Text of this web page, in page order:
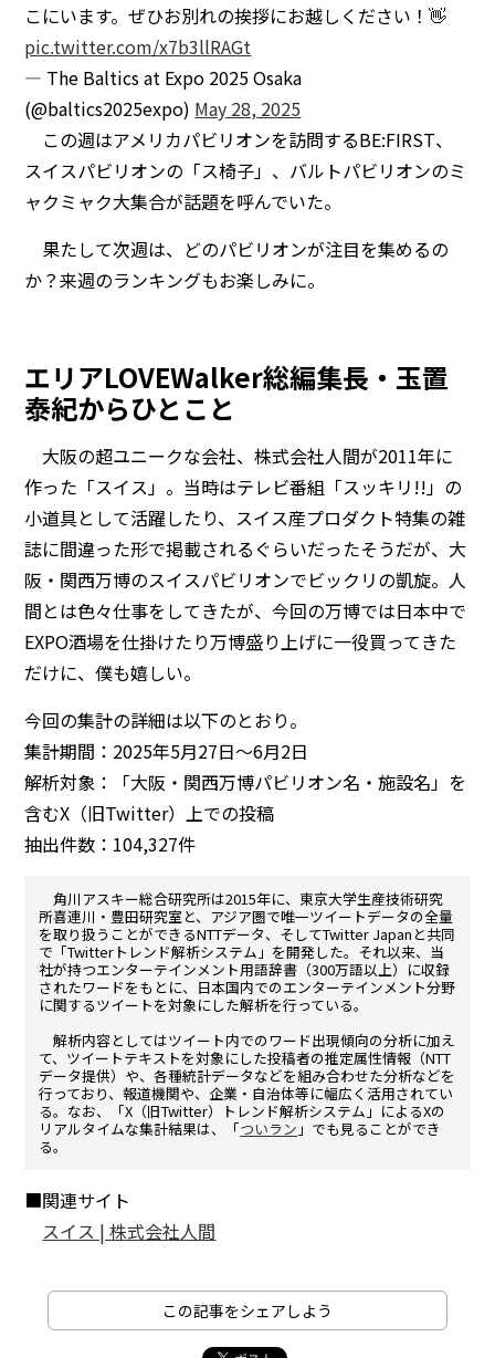
こにいます。ぜひお別れの挨拶にお越しください！👋
pic.twitter.com/x7b3llRAGt
— The Baltics at Expo 2025 Osaka
(@baltics2025expo) May 28, 2025
この週はアメリカパビリオンを訪問するBE:FIRST、
スイスパビリオンの「ス椅子」、バルトパビリオンのミ
ャクミャク大集合が話題を呼んでいた。
果たして次週は、どのパビリオンが注目を集めるの
か？来週のランキングもお楽しみに。
エリアLOVEWalker総編集長・玉置
泰紀からひとこと
大阪の超ユニークな会社、株式会社人間が2011年に
作った「スイス」。当時はテレビ番組「スッキリ!!」の
小道具として活躍したり、スイス産プロダクト特集の雑
誌に間違った形で掲載されるぐらいだったそうだが、大
阪・関西万博のスイスパビリオンでビックリの凱旋。人
間とは色々仕事をしてきたが、今回の万博では日本中で
EXPO酒場を仕掛けたり万博盛り上げに一役買ってきた
だけに、僕も嬉しい。
今回の集計の詳細は以下のとおり。
集計期間：2025年5月27日～6月2日
解析対象：「大阪・関西万博パビリオン名・施設名」を
含むX（旧Twitter）上での投稿
抽出件数：104,327件
角川アスキー総合研究所は2015年に、東京大学生産技術研究
所喜連川・豊田研究室と、アジア圏で唯一ツイートデータの全量
を取り扱うことができるNTTデータ、そしてTwitter Japanと共同
で「Twitterトレンド解析システム」を開発した。それ以来、当
社が持つエンターテインメント用語辞書（300万語以上）に収録
されたワードをもとに、日本国内でのエンターテインメント分野
に関するツイートを対象にした解析を行っている。
解析内容としてはツイート内でのワード出現傾向の分析に加え
て、ツイートテキストを対象にした投稿者の推定属性情報（NTT
データ提供）や、各種統計データなどを組み合わせた分析などを
行っており、報道機関や、企業・自治体等に幅広く活用されてい
る。なお、「X（旧Twitter）トレンド解析システム」によるXの
リアルタイムな集計結果は、「ついラン 」でも見ることができ
る。
■関連サイト
スイス | 株式会社人間
この記事をシェアしよう